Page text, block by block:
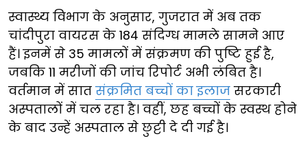
स्वास्थ्य विभाग के अनुसार, गुजरात में अब तक
चांदीपुरा वायरस के 184 संदिग्ध मामले सामने आए
हैं। इनमें से 35 मामलों में संक्रमण की पुष्टि हुई है,
जबकि 11 मरीजों की जांच रिपोर्ट अभी लंबित है।
वर्तमान में सात संक्रमित बच्चों का इलाज सरकारी
अस्पतालों में चल रहा है। वहीं, छह बच्चों के स्वस्थ होने
के बाद उन्हें अस्पताल से छुट्टी दे दी गई है।